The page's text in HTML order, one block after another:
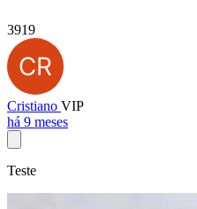
3919
Cristiano VIP
há 9 meses
Teste